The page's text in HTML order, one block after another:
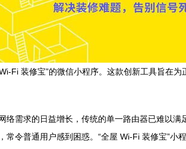
Fi 装修宝”的微信小程序。这款创新工具旨在
络需求的日益增长，传统的单一路由器已难以
令普通用户感到困惑。“全屋 Wi-Fi 装修宝”小